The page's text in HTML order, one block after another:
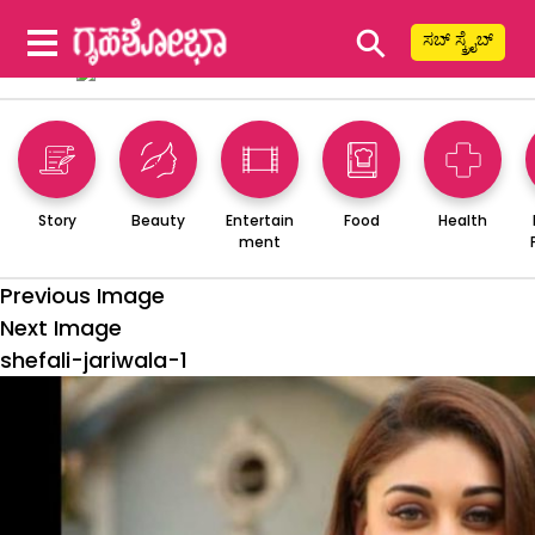
⚲ ಸಬ್ ಸ್ಕ್ರೈಬ್
Story Beauty
Entertain
ment
Food Health
Previous Image
Next Image
shefali-jariwala-1